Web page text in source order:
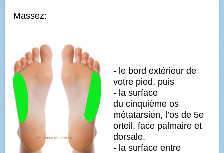
Massez:
- le bord extérieur de
votre pied, puis
- la surface
du cinquième os
métatarsien, l’os de 5e
orteil, face palmaire et
dorsale.
- la surface entre